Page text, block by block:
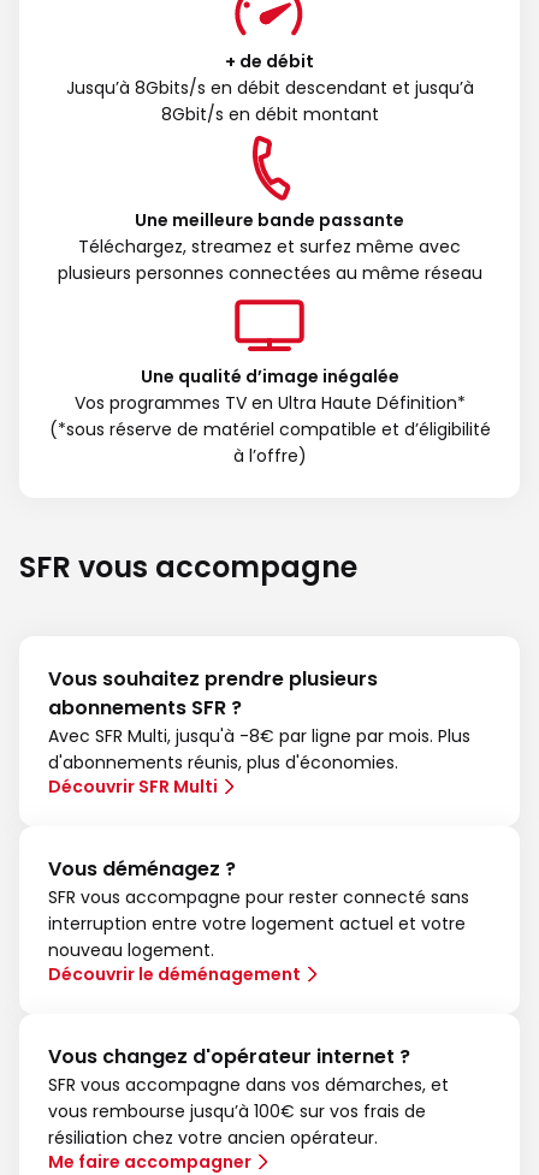
+ de débit
Jusqu’à 8Gbits/s en débit descendant et jusqu’à
8Gbit/s en débit montant
Une meilleure bande passante
Téléchargez, streamez et surfez même avec
plusieurs personnes connectées au même réseau
Une qualité d’image inégalée
Vos programmes TV en Ultra Haute Définition*
(*sous réserve de matériel compatible et d’éligibilité
à l’offre)
SFR vous accompagne
Vous souhaitez prendre plusieurs
abonnements SFR ?
Avec SFR Multi, jusqu'à -8€ par ligne par mois. Plus
d'abonnements réunis, plus d'économies.
Découvrir SFR Multi
Vous déménagez ?
SFR vous accompagne pour rester connecté sans
interruption entre votre logement actuel et votre
nouveau logement.
Découvrir le déménagement
Vous changez d'opérateur internet ?
SFR vous accompagne dans vos démarches, et
vous rembourse jusqu’à 100€ sur vos frais de
résiliation chez votre ancien opérateur.
Me faire accompagner